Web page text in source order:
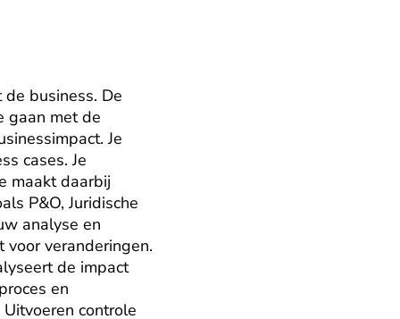
business. De
gaan met de
Je
cases. Je
maakt daarbij
P&O, Juridische
analyse en
veranderingen.
de impact
en
controle